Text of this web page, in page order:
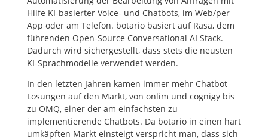
Hilfe KI-basierter Voice- und Chatbots, im Web/per
App oder am Telefon. botario basiert auf Rasa, dem
führenden Open-Source Conversational AI Stack.
Dadurch wird sichergestellt, dass stets die neusten
KI-Sprachmodelle verwendet werden.
In den letzten Jahren kamen immer mehr Chatbot
Lösungen auf den Markt, von onlim und cognigy bis
zu OMQ, einer der am einfachsten zu
implementierende Chatbots. Da botario in einen hart
umkäpften Markt einsteigt verspricht man, dass sich